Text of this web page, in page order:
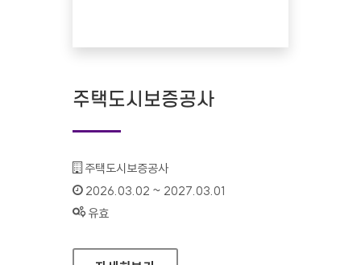
주택도시보증공사
기관명 :
주택도시보증공사
인증기간 :
2026.03.02 ~ 2027.03.01
상태 :
유효